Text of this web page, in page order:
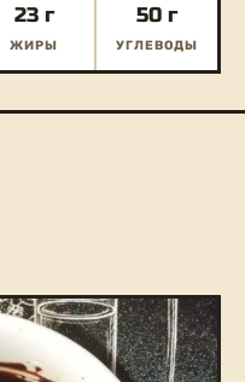
23 г
ЖИРЫ
50 г
УГЛЕВОДЫ